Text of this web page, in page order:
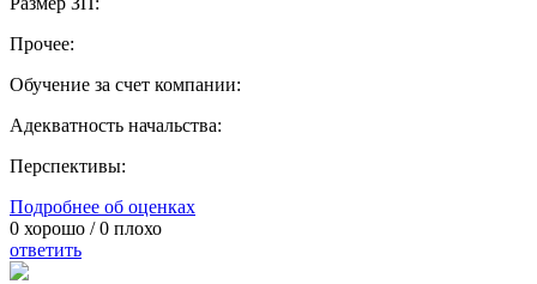
Прочее:
Обучение за счет компании:
Адекватность начальства:
Перспективы:
Подробнее об оценках
0 хорошо /0 плохо
ответить